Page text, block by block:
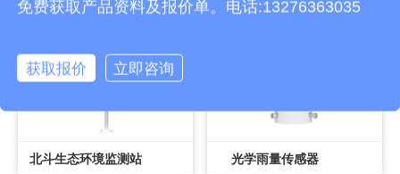
北斗生态环境监测站 光学雨量传感器
免费获取产品资料及报价单。电话:13276363035
获取报价 立即咨询